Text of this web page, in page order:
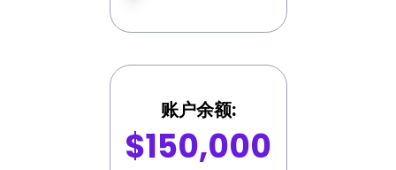
账户余额:
$150,000